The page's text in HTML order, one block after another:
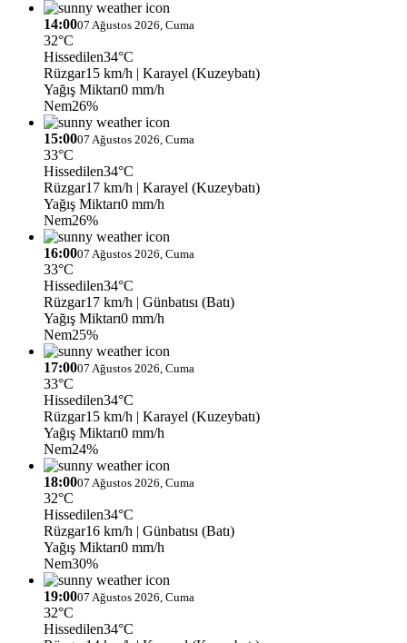
14:0007 Ağustos 2026, Cuma
32°C
Hissedilen34°C
Rüzgar15 km/h | Karayel (Kuzeybatı)
Yağış Miktarı0 mm/h
Nem26%
15:0007 Ağustos 2026, Cuma
33°C
Hissedilen34°C
Rüzgar17 km/h | Karayel (Kuzeybatı)
Yağış Miktarı0 mm/h
Nem26%
16:0007 Ağustos 2026, Cuma
33°C
Hissedilen34°C
Rüzgar17 km/h | Günbatısı (Batı)
Yağış Miktarı0 mm/h
Nem25%
17:0007 Ağustos 2026, Cuma
33°C
Hissedilen34°C
Rüzgar15 km/h | Karayel (Kuzeybatı)
Yağış Miktarı0 mm/h
Nem24%
18:0007 Ağustos 2026, Cuma
32°C
Hissedilen34°C
Rüzgar16 km/h | Günbatısı (Batı)
Yağış Miktarı0 mm/h
Nem30%
19:0007 Ağustos 2026, Cuma
32°C
Hissedilen34°C